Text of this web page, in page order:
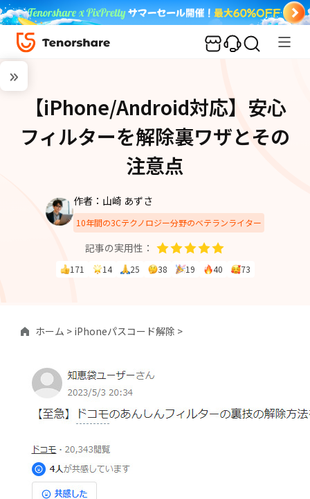
【iPhone/Android対応】安心
フィルターを解除裏ワザとその
注意点
作者：山崎 あずさ
10年間の3Cテクノロジー分野のベテランライター
記事の実用性：
171 14 25 38 19 40 73
ホーム > iPhoneパスコード解除 >